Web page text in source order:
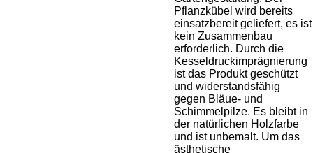
Pflanzkübel wird bereits
einsatzbereit geliefert, es ist
kein Zusammenbau
erforderlich. Durch die
Kesseldruckimprägnierung
ist das Produkt geschützt
und widerstandsfähig
gegen Bläue- und
Schimmelpilze. Es bleibt in
der natürlichen Holzfarbe
und ist unbemalt. Um das
ästhetische